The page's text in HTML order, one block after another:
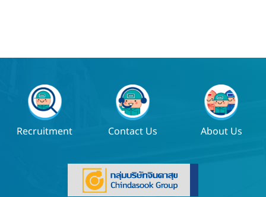
Recruitment Contact Us About Us